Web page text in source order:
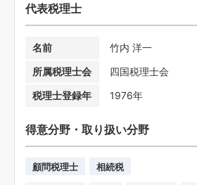
代表税理士
名前
竹内 洋一
所属税理士会
四国税理士会
税理士登録年
1976年
得意分野・取り扱い分野
顧問税理士 相続税